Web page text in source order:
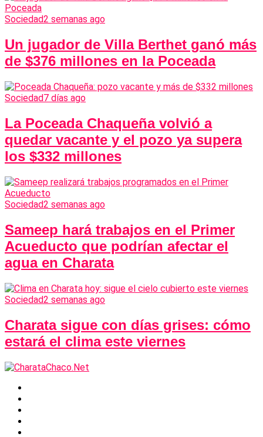
Sociedad2 semanas ago
Un jugador de Villa Berthet ganó más
de $376 millones en la Poceada
Sociedad7 días ago
La Poceada Chaqueña volvió a
quedar vacante y el pozo ya supera
los $332 millones
Sociedad2 semanas ago
Sameep hará trabajos en el Primer
Acueducto que podrían afectar el
agua en Charata
Sociedad2 semanas ago
Charata sigue con días grises: cómo
estará el clima este viernes